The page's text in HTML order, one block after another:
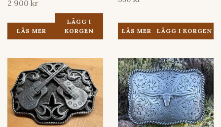
2 900 kr
LÄS MER
LÄGG I
KORGEN
LÄS MER